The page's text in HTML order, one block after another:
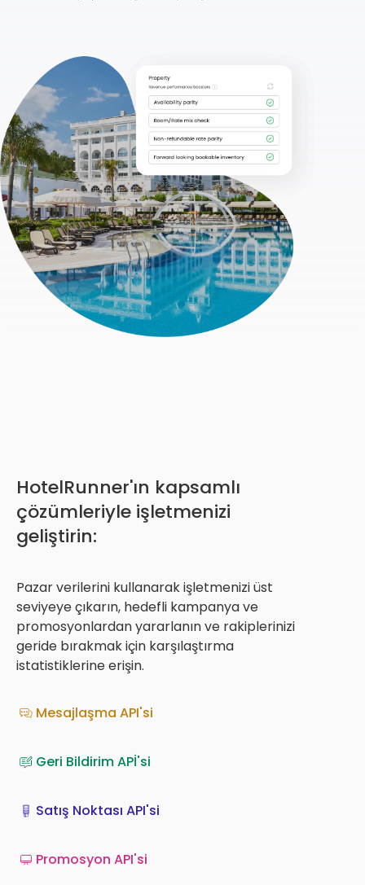
HotelRunner'ın kapsamlı
çözümleriyle işletmenizi
geliştirin:
Pazar verilerini kullanarak işletmenizi üst
seviyeye çıkarın, hedefli kampanya ve
promosyonlardan yararlanın ve rakiplerinizi
geride bırakmak için karşılaştırma
istatistiklerine erişin.
Mesajlaşma API'si
Geri Bildirim APİ'si
Satış Noktası API'si
Promosyon API'si